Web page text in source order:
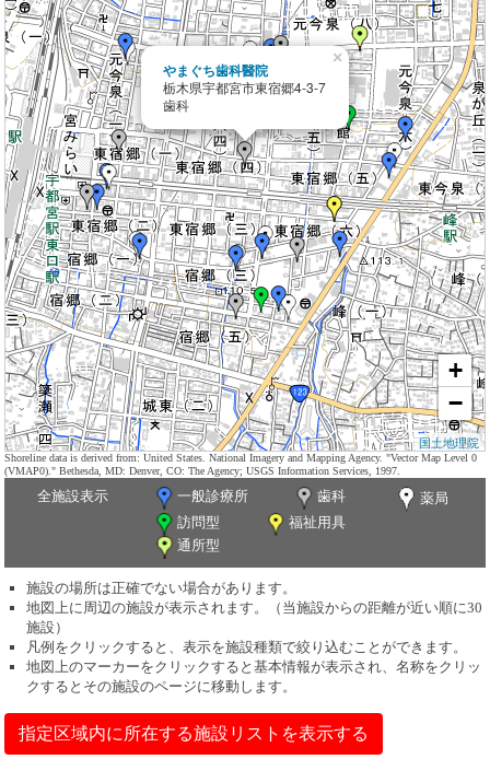
やまぐち歯科醫院
栃木県宇都宮市東宿郷4-3-7
歯科
×
+
−
国土地理院
Shoreline data is derived from: United States. National Imagery and Mapping Agency. "Vector Map Level 0
(VMAP0)." Bethesda, MD: Denver, CO: The Agency; USGS Information Services, 1997.
全施設表示 一般診療所 歯科
薬局
訪問型
福祉用具
通所型
施設の場所は正確でない場合があります。
地図上に周辺の施設が表示されます。（当施設からの距離が近い順に30
施設）
凡例をクリックすると、表示を施設種類で絞り込むことができます。
地図上のマーカーをクリックすると基本情報が表示され、名称をクリッ
クするとその施設のページに移動します。
指定区域内に所在する施設リストを表示する